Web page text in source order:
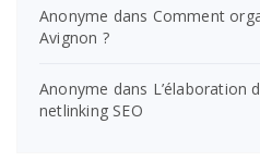
Anonyme dans Comment
Avignon ?
Anonyme dans L’élaboration
netlinking SEO